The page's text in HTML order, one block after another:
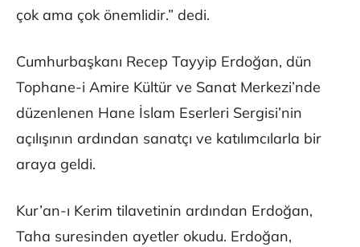
çok ama çok önemlidir.” dedi.
Cumhurbaşkanı Recep Tayyip Erdoğan, dün
Tophane-i Amire Kültür ve Sanat Merkezi’nde
düzenlenen Hane İslam Eserleri Sergisi’nin
açılışının ardından sanatçı ve katılımcılarla bir
araya geldi.
Kur’an-ı Kerim tilavetinin ardından Erdoğan,
Taha suresinden ayetler okudu. Erdoğan,